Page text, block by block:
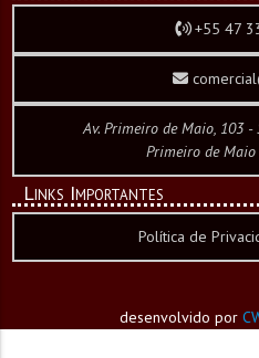
+55 47
Av. Primeiro de Maio, 103 -
Primeiro de Maio
Links Importantes
Política de
desenvolvido por